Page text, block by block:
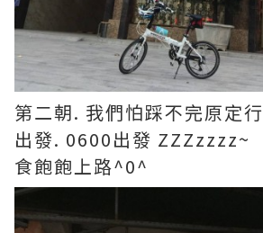
第二朝. 我們怕踩不完原定
出發. 0600出發 ZZZzzzz~
食飽飽上路^0^